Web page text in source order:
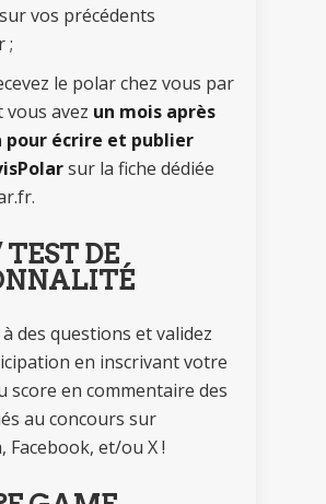
vos précédents
;
le polar chez vous par
vous avez un mois après
pour écrire et publier
sur la fiche dédiée
DE
des questions et validez
en inscrivant votre
score en commentaire des
au concours sur
Facebook, et/ou X !